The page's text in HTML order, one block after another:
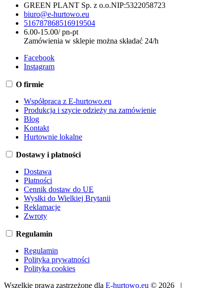
GREEN PLANT Sp. z o.o.NIP:5322058723
biuro@e-hurtowo.eu
516787868516919504
6.00-15.00/ pn-pt
Zamówienia w sklepie można składać 24/h
Facebook
Instagram
O firmie
Współpraca z E-hurtowo.eu
Produkcja i szycie odzieży na zamówienie
Blog
Kontakt
Hurtownie lokalne
Dostawy i płatności
Dostawa
Płatności
Cennik dostaw do UE
Wysłki do Wielkiej Brytanii
Reklamacje
Zwroty
Regulamin
Regulamin
Polityka prywatności
Polityka cookies
Wszelkie prawa zastrzeżone dla E-hurtowo.eu © 2026 |